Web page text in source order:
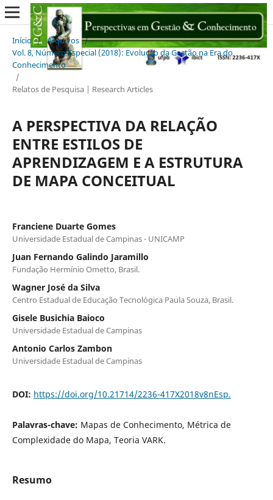
Início / Arquivos /
Vol. 8, Número Especial (2018): Evolução da Gestão na Era do
Conhecimento
/
Relatos de Pesquisa | Research Articles
A PERSPECTIVA DA RELAÇÃO
ENTRE ESTILOS DE
APRENDIZAGEM E A ESTRUTURA
DE MAPA CONCEITUAL
Franciene Duarte Gomes
Universidade Estadual de Campinas - UNICAMP
Juan Fernando Galindo Jaramillo
Fundação Hermínio Ometto, Brasil.
Wagner José da Silva
Centro Estadual de Educação Tecnológica Paula Souza, Brasil.
Gisele Busichia Baioco
Universidade Estadual de Campinas
Antonio Carlos Zambon
Universidade Estadual de Campinas
DOI: https://doi.org/10.21714/2236-417X2018v8nEsp.
Palavras-chave: Mapas de Conhecimento, Métrica de
Complexidade do Mapa, Teoria VARK.
Resumo